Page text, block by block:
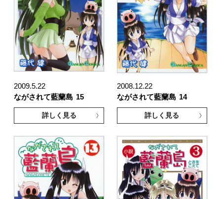
2009.5.22
ながされて藍蘭島 15
詳しく見る
2008.12.22
ながされて藍蘭島 14
詳しく見る